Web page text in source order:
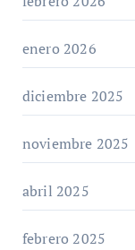
enero 2026
diciembre 2025
noviembre 2025
abril 2025
febrero 2025